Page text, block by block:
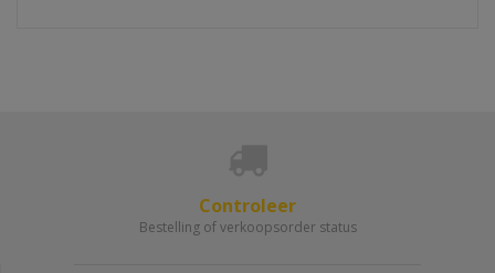
Controleer
Bestelling of verkoopsorder status